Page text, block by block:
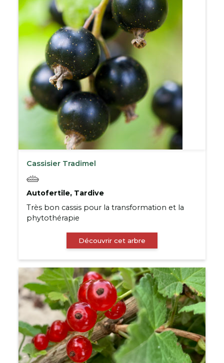
Cassisier Tradimel
Autofertile, Tardive
Très bon cassis pour la transformation et la
phytothérapie
Découvrir cet arbre